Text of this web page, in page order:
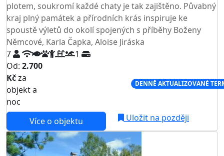
plotem, soukromí každé chaty je tak zajištěno. Půvabný
kraj plný památek a přírodních krás inspiruje ke
spoustě výletů do okolí spojených s příběhy Boženy
Němcové, Karla Čapka, Aloise Jiráska
7
1
Od: 2.700
Kčza
objekt a
noc
DENNĚ AKTUALIZOVANÉ
Více o objektu Uložit na později